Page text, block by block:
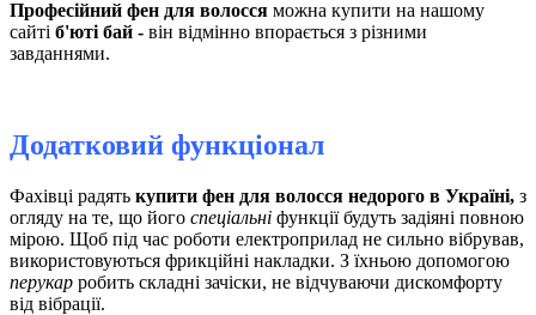
Професійний фен для волосся можна купити на нашому
сайті б'юті бай - він відмінно впорається з різними
завданнями.
Додатковий функціонал
Фахівці радять купити фен для волосся недорого в Україні, з
огляду на те, що його спеціальні функції будуть задіяні повною
мірою. Щоб під час роботи електроприлад не сильно вібрував,
використовуються фрикційні накладки. З їхньою допомогою
перукар робить складні зачіски, не відчуваючи дискомфорту
від вібрації.